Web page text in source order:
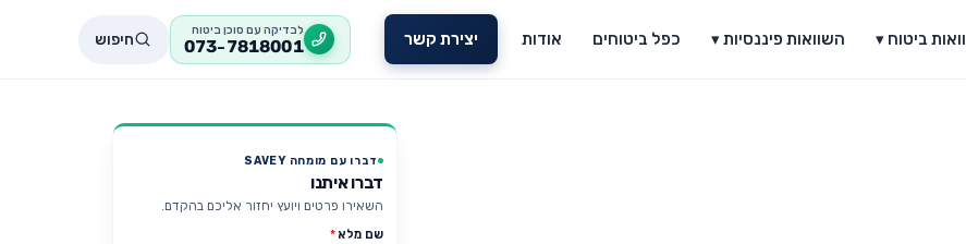
ביטוח ▾ השוואות פיננסיות ▾ כפל ביטוחים אודות יצירת קשר לבדיקה עם סוכן ביטוח
073-7818001 חיפוש
דברו עם מומחה SAVEY
דברו איתנו
השאירו פרטים ויועץ יחזור אליכם בהקדם.
שם מלא*